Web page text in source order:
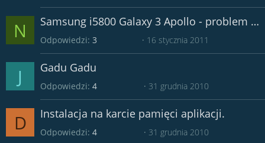
N Samsung i5800 Galaxy 3 Apollo - problem z Internetem
Odpowiedzi 3 16 stycznia 2011
J Gadu Gadu
Odpowiedzi 4 31 grudnia 2010
D Instalacja na karcie pamięci aplikacji.
Odpowiedzi 4 31 grudnia 2010